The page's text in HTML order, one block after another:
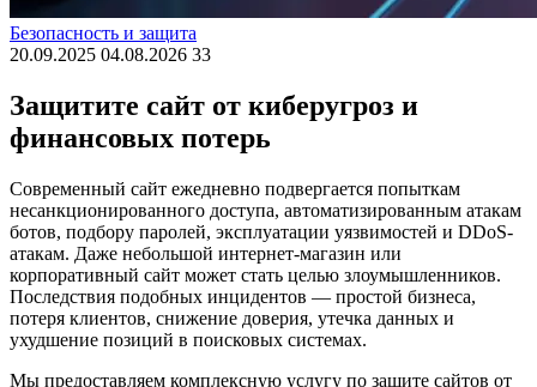
Безопасность и защита
20.09.2025 04.08.2026 33
Защитите сайт от киберугроз и
финансовых потерь
Современный сайт ежедневно подвергается попыткам
несанкционированного доступа, автоматизированным атакам
ботов, подбору паролей, эксплуатации уязвимостей и DDoS-
атакам. Даже небольшой интернет-магазин или
корпоративный сайт может стать целью злоумышленников.
Последствия подобных инцидентов — простой бизнеса,
потеря клиентов, снижение доверия, утечка данных и
ухудшение позиций в поисковых системах.
Мы предоставляем комплексную услугу по защите сайтов от